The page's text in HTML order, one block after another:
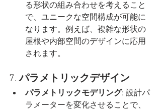
る形状の組み合わせを考えること
で、ユニークな空間構成が可能に
なります。例えば、複雑な形状の
屋根や内部空間のデザインに応用
されます。
7. パラメトリックデザイン
パラメトリックモデリング: 設計パ
ラメーターを変化させることで、